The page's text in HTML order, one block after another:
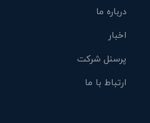
درباره ما
اخبار
پرسنل شرکت
ارتباط با ما